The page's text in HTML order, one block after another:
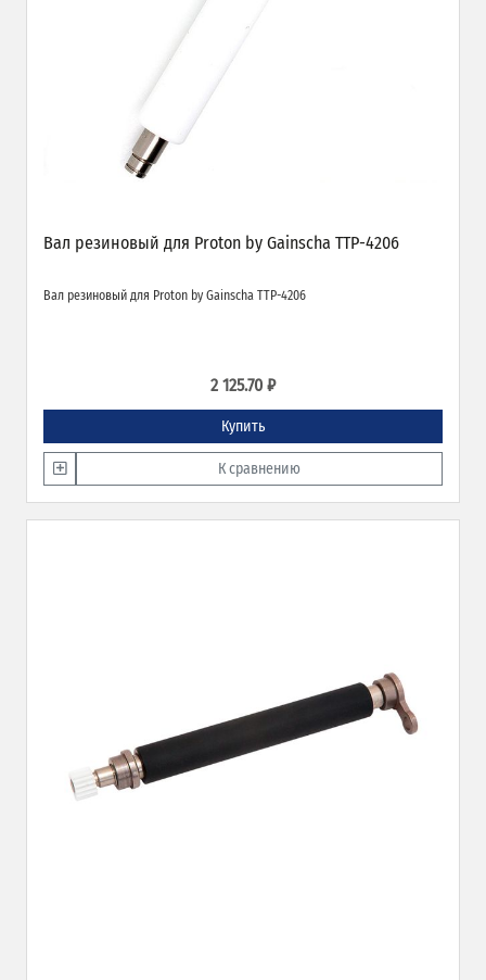
Вал резиновый для Proton by Gainscha TTP-4206
Вал резиновый для Proton by Gainscha TTP-4206
2 125.70 ₽
Купить
К сравнению